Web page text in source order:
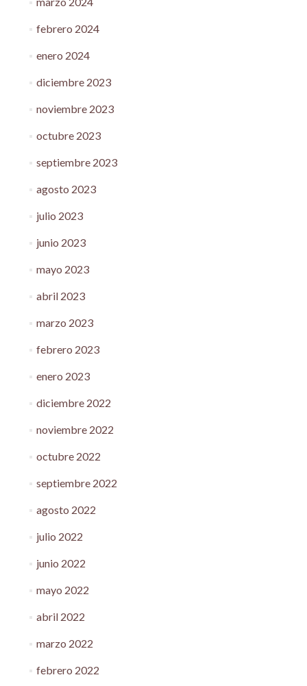
febrero 2024
enero 2024
diciembre 2023
noviembre 2023
octubre 2023
septiembre 2023
agosto 2023
julio 2023
junio 2023
mayo 2023
abril 2023
marzo 2023
febrero 2023
enero 2023
diciembre 2022
noviembre 2022
octubre 2022
septiembre 2022
agosto 2022
julio 2022
junio 2022
mayo 2022
abril 2022
marzo 2022
febrero 2022